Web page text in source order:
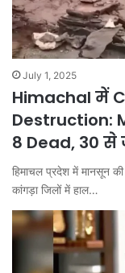
July 1, 2025
Himachal में
Destruction:
8 Dead, 30 से
हिमाचल प्रदेश में मानसून
कांगड़ा जिलों में हाल…